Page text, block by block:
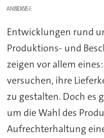
ANZEIGE
Entwicklungen rund
Produktions- und
zeigen vor allem
versuchen, ihre
zu gestalten. Doch es
um die Wahl des
Aufrechterhaltung